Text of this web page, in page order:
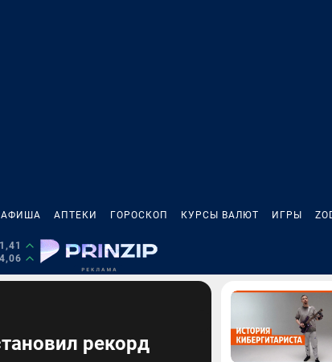
АФИША АПТЕКИ ГОРОСКОП КУРСЫ ВАЛЮТ ИГРЫ
рекорд